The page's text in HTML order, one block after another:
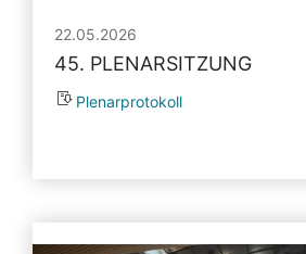
22.05.2026
45. PLENARSITZUNG
Plenarprotokoll